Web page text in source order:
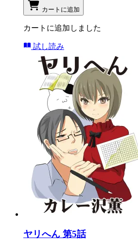
カートに追加
カートに追加しました
試し読み
ヤリへん 第5話